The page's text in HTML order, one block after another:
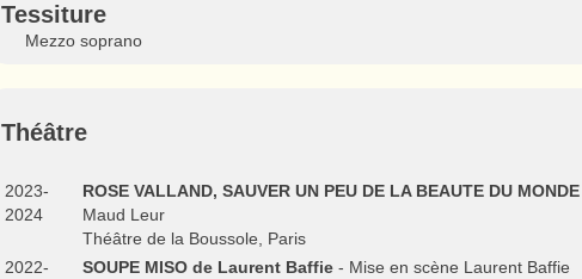
Tessiture
Mezzo soprano
Théâtre
2023-
2024
ROSE VALLAND, SAUVER UN PEU DE LA BEAUTE DU
Maud Leur
Théâtre de la Boussole, Paris
2022-
SOUPE MISO de Laurent Baffie - Mise en scène Laurent Baffie